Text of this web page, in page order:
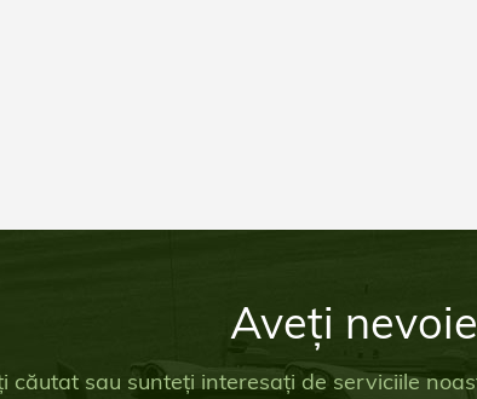
Aveți
căutat sau sunteți interesați de serviciile